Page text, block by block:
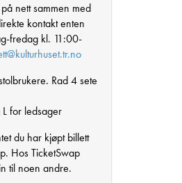
nett sammen med
kontakt enten
fredag kl. 11:00-
Rad 4 sete
for ledsager
du har kjøpt billett
Hos TicketSwap
til noen andre.